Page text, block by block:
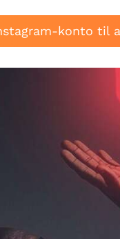
konto til